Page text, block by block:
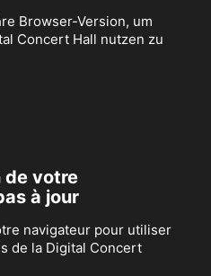
Browser-Version, um
Concert Hall nutzen zu
de votre
à jour
navigateur pour utiliser
de la Digital Concert